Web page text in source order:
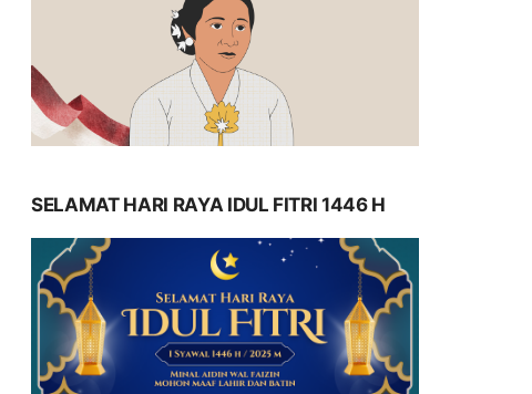
SELAMAT HARI RAYA IDUL FITRI 1446 H